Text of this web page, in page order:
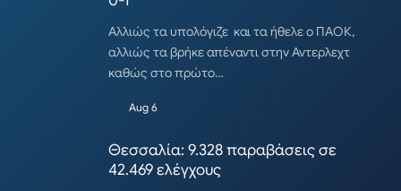
Αλλιώς τα υπολόγιζε και τα ήθελε ο ΠΑΟΚ,
αλλιώς τα βρήκε απέναντι στην Αντερλεχτ
καθώς στο πρώτο…
Aug 6
Θεσσαλία: 9.328 παραβάσεις σε
42.469 ελέγχους